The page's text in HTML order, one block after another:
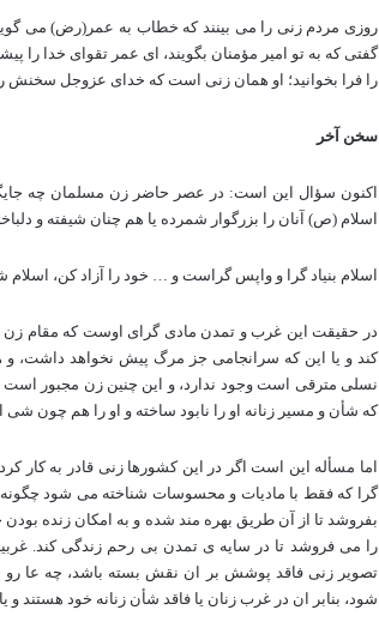
روزی مردم زنی را می بینند که خطاب به عمر(رض) می
گفتی که به تو امیر مؤمنان بگویند، ای عمر تقوای خدا
را فرا بخوانید؛ او همان زنی است که خدای عزوجل سخنش
سخن آخر
اکنون سؤال این است: در عصر حاضر زن مسلمان چه
اسلام (ص) آنان را بزرگوار شمرده یا هم چنان شیفته و
اسلام بنیاد گرا و واپس گراست و … خود را آزاد کن،
در حقیقت این غرب و تمدن مادی گرای اوست که مقام زن
کند و یا این که سرانجامی جز مرگ پیش نخواهد داشت، و
نسلی مترقی است وجود ندارد، و این چنین زن مجبور است
که شأن و مسیر زنانه او را نابود ساخته و او را هم چون شی
اما مسأله این است اگر در این کشورها زنی قادر به کار
گرا که فقط با مادیات و محسوسات شناخته می شود چگونه
بفروشد تا از آن طریق بهره مند شده و به امکان زنده
را می فروشد تا در سایه ی تمدن بی رحم زندگی کند.
تصویر زنی فاقد پوشش بر ان نقش بسته باشد، چه عا
شود، بنابر ان در غرب زنان یا فاقد شأن زنانه خود هستند